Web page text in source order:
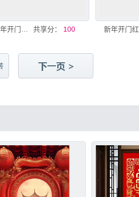
共享分： 100 新年开门红